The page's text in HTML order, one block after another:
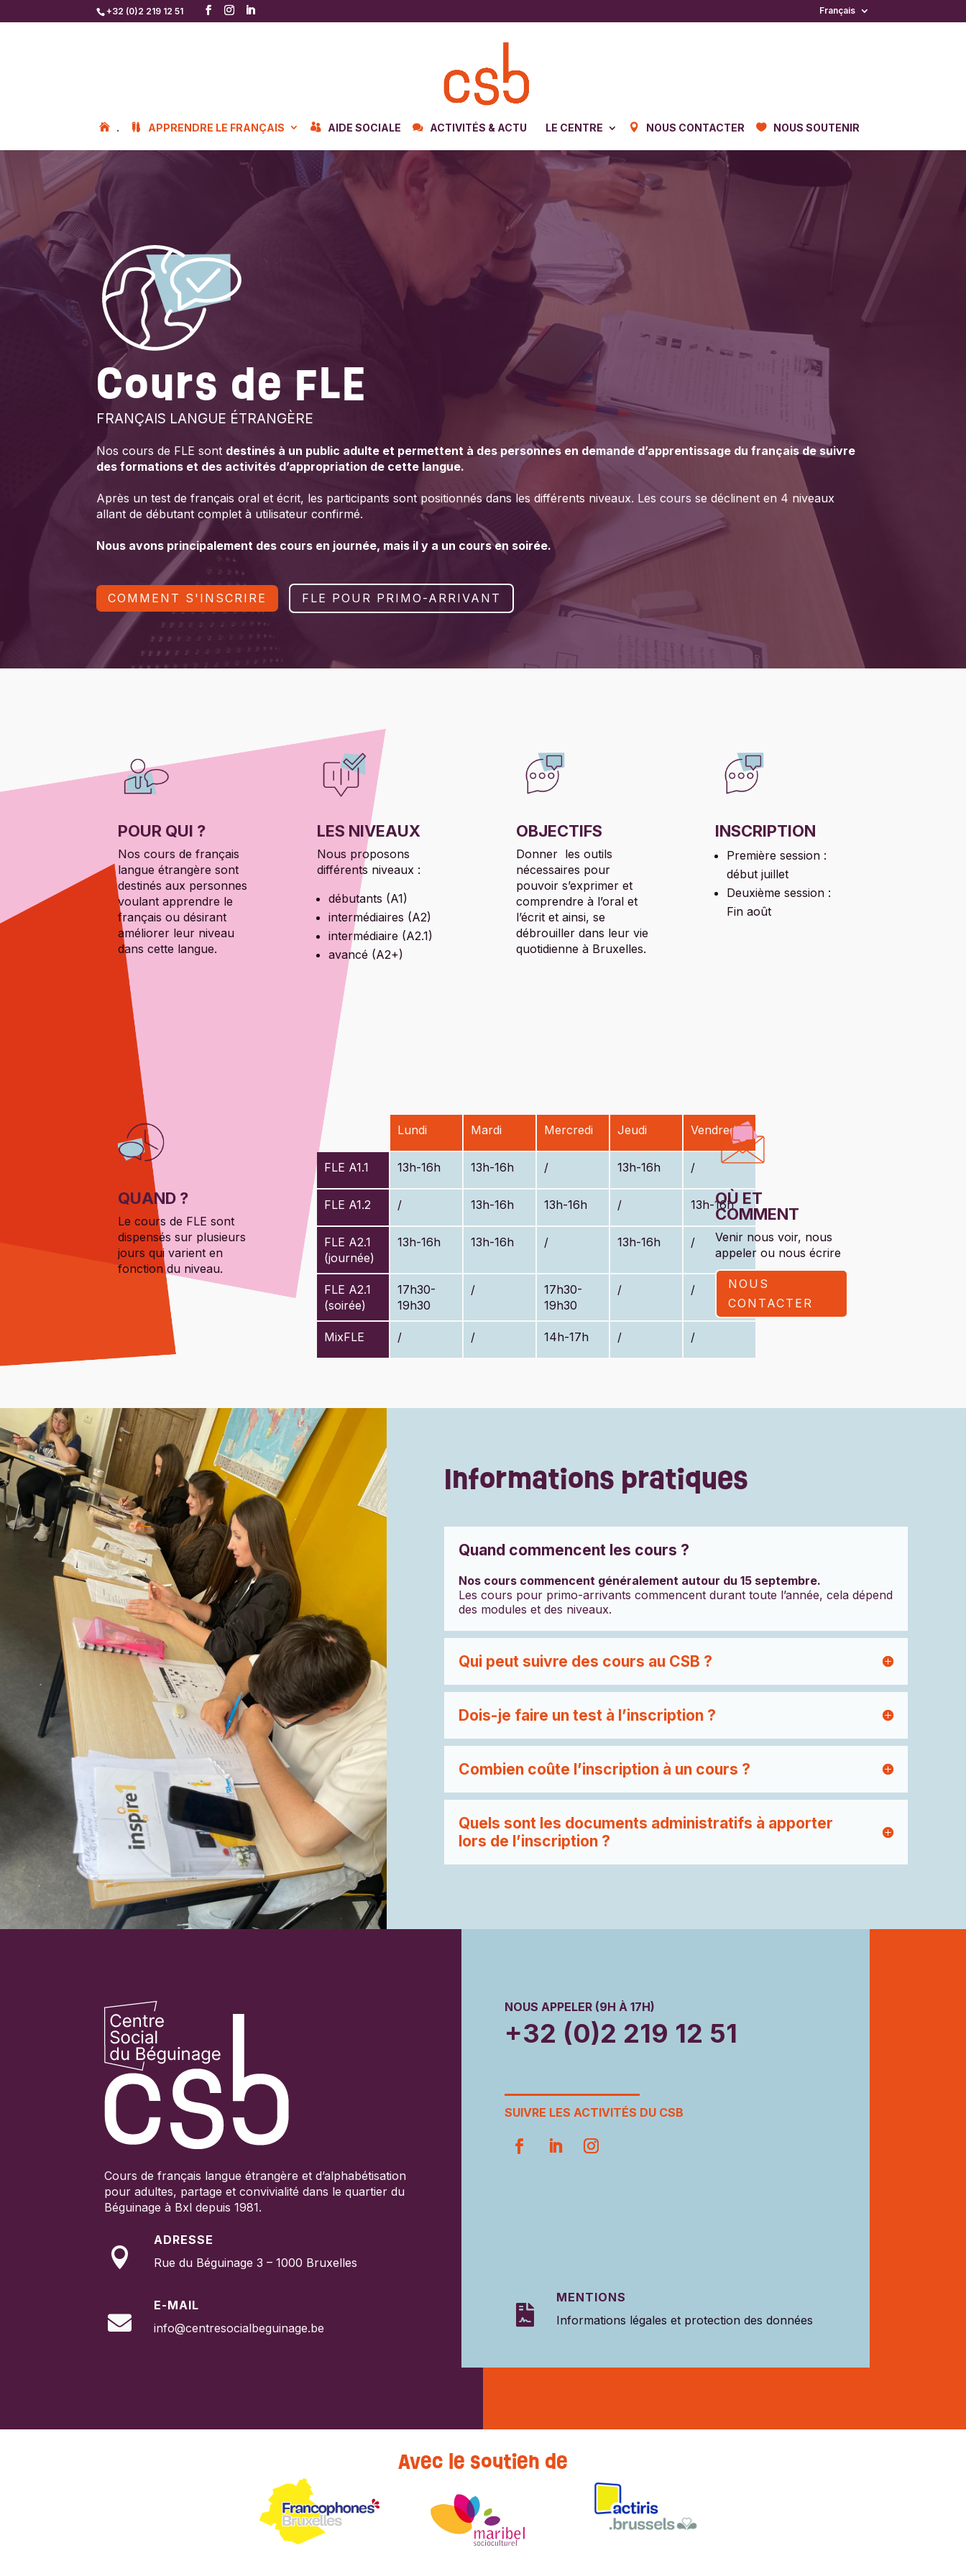
+32 (0)2 219 12 51 Français
. APPRENDRE LE FRANÇAIS AIDE SOCIALE ACTIVITÉS & ACTU LE CENTRE NOUS CONTACTER NOUS SOUTENIR
Cours de FLE
FRANÇAIS LANGUE ÉTRANGÈRE
Nos cours de FLE sont destinés à un public adulte et permettent à des personnes en demande d’apprentissage du français de suivre
des formations et des activités d’appropriation de cette langue.
Après un test de français oral et écrit, les participants sont positionnés dans les différents niveaux. Les cours se déclinent en 4 niveaux
allant de débutant complet à utilisateur confirmé.
Nous avons principalement des cours en journée, mais il y a un cours en soirée.
COMMENT S'INSCRIRE FLE POUR PRIMO-ARRIVANT
POUR QUI ?
Nos cours de français
langue étrangère sont
destinés aux personnes
voulant apprendre le
français ou désirant
améliorer leur niveau
dans cette langue.
LES NIVEAUX
Nous proposons
différents niveaux :
débutants (A1)
intermédiaires (A2)
intermédiaire (A2.1)
avancé (A2+)
OBJECTIFS
Donner les outils
nécessaires pour
pouvoir s’exprimer et
comprendre à l’oral et
l’écrit et ainsi, se
débrouiller dans leur vie
quotidienne à Bruxelles.
INSCRIPTION
Première session :
début juillet
Deuxième session :
Fin août
QUAND ?
Le cours de FLE sont
dispensés sur plusieurs
jours qui varient en
fonction du niveau.
FLE A1.1
FLE A1.2
FLE A2.1
(journée)
FLE A2.1
(soirée)
MixFLE
Lundi
13h-16h
/
13h-16h
17h30-
19h30
/
Mardi
13h-16h
13h-16h
13h-16h
/
/
Mercredi
/
13h-16h
/
17h30-
19h30
14h-17h
Jeudi
13h-16h
/
13h-16h
/
/
Vendredi
/
13h-16h
/
/
/
OÙ ET
COMMENT
Venir nous voir, nous
appeler ou nous écrire
NOUS
CONTACTER
Informations pratiques
Quand commencent les cours ?
Nos cours commencent généralement autour du 15 septembre.
Les cours pour primo-arrivants commencent durant toute l’année, cela dépend
des modules et des niveaux.
Qui peut suivre des cours au CSB ?
Dois-je faire un test à l’inscription ?
Combien coûte l’inscription à un cours ?
Quels sont les documents administratifs à apporter
lors de l’inscription ?
Cours de français langue étrangère et d’alphabétisation
pour adultes, partage et convivialité dans le quartier du
Béguinage à Bxl depuis 1981.

ADRESSE
Rue du Béguinage 3 – 1000 Bruxelles

E-MAIL
info@centresocialbeguinage.be
NOUS APPELER (9H À 17H)
+32 (0)2 219 12 51
SUIVRE LES ACTIVITÉS DU CSB

MENTIONS
Informations légales et protection des données
Avec le soutien de